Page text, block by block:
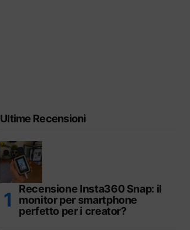
Ultime Recensioni
Recensione Insta360 Snap: il
monitor per smartphone
perfetto per i creator?